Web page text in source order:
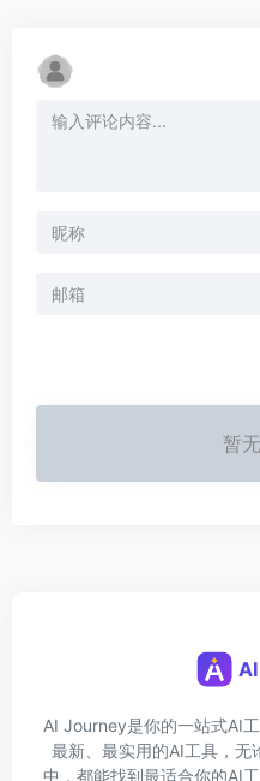
暂
AI Journey是你的一站式AI
最新、最实用的AI工具，无
中，都能找到最适合你的AI